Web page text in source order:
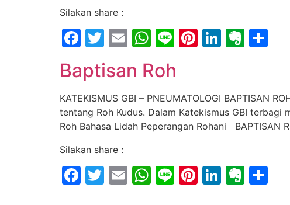
Silakan share :
Facebook
Twitter
EmailWhatsApp
LinePinterest
LinkedIn
Baptisan Roh
KATEKISMUS GBI – PNEUMATOLOGI
tentang Roh Kudus. Dalam Katekismus GBI terbagi
Roh Bahasa Lidah Peperangan Rohani
Silakan share :
Facebook
Twitter
EmailWhatsApp
LinePinterest
LinkedIn